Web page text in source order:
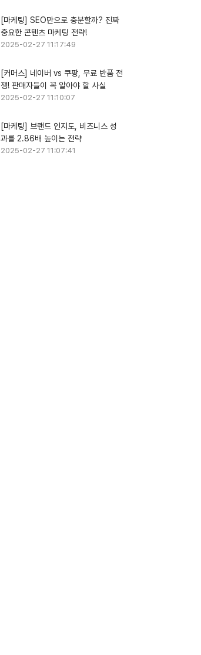
[마케팅] SEO만으로 충분할까? 진짜
중요한 콘텐츠 마케팅 전략!
2025-02-27 11:17:49
[커머스] 네이버 vs 쿠팡, 무료 반품 전
쟁! 판매자들이 꼭 알아야 할 사실
2025-02-27 11:10:07
[마케팅] 브랜드 인지도, 비즈니스 성
과를 2.86배 높이는 전략
2025-02-27 11:07:41